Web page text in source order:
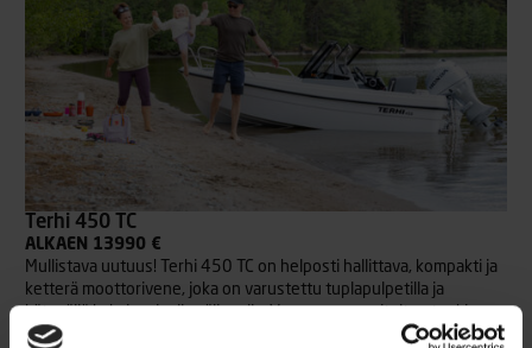
Terhi 450 TC
ALKAEN 13990 €
Mullistava uutuus! Terhi 450 TC on helposti hallittava, kompakti ja
ketterä moottorivene, joka on varustettu tuplapulpetilla ja
mökkisiirtymisiin ja retkeilyyn, järvillä ja maltillisen aallokon